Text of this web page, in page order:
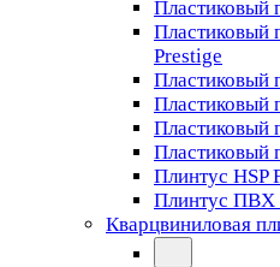
Пластиковый
Пластиковый
Prestige
Пластиковый
Пластиковый
Пластиковый
Пластиковый
Плинтус HSP
Плинтус ПВХ
Кварцвиниловая